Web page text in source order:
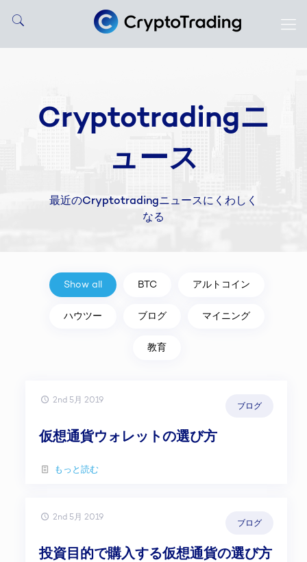
Cryptotradingニ
ュース
最近のCryptotradingニュースにくわしく
なる
Show all BTC アルトコイン
ハウツー ブログ マイニング
教育
2nd 5月 2019
ブログ
仮想通貨ウォレットの選び方
もっと読む
2nd 5月 2019
ブログ
投資目的で購入する仮想通貨の選び方